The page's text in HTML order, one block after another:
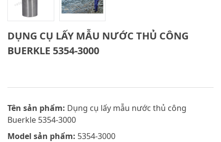
DỤNG CỤ LẤY MẪU NƯỚC THỦ CÔNG
BUERKLE 5354-3000
Tên sản phẩm: Dụng cụ lấy mẫu nước thủ công
Buerkle 5354-3000
Model sản phẩm: 5354-3000